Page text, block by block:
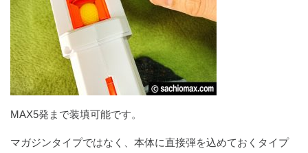
MAX5発まで装填可能です。
マガジンタイプではなく、本体に直接弾を込めておくタイプ